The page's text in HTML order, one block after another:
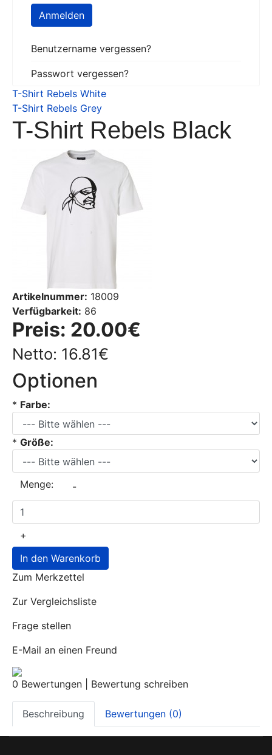
Anmelden
Benutzername vergessen?
Passwort vergessen?
T-Shirt Rebels White
T-Shirt Rebels Grey
T-Shirt Rebels Black
Artikelnummer: 18009
Verfügbarkeit: 86
Preis: 20.00€
Netto: 16.81€
Optionen
* Farbe:
* Größe:
Menge: -
+
In den Warenkorb
Zum Merkzettel
Zur Vergleichsliste
Frage stellen
E-Mail an einen Freund
0 Bewertungen Bewertung schreiben
Beschreibung Bewertungen (0)